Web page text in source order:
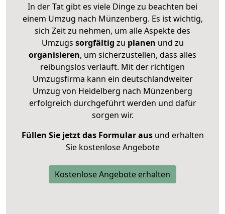
In der Tat gibt es viele Dinge zu beachten bei
einem Umzug nach Münzenberg. Es ist wichtig,
sich Zeit zu nehmen, um alle Aspekte des
Umzugs sorgfältig zu planen und zu
organisieren, um sicherzustellen, dass alles
reibungslos verläuft. Mit der richtigen
Umzugsfirma kann ein deutschlandweiter
Umzug von Heidelberg nach Münzenberg
erfolgreich durchgeführt werden und dafür
sorgen wir.
Füllen Sie jetzt das Formular ausund erhalten
Sie kostenlose Angebote
Kostenlose Angebote erhalten